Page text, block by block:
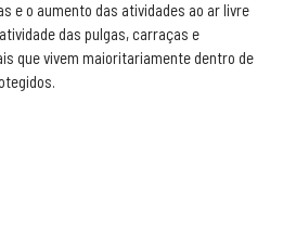
e o aumento das atividades ao ar livre
das pulgas, carraças e
que vivem maioritariamente dentro de